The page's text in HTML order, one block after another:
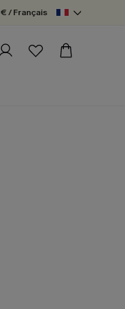
€ / Français